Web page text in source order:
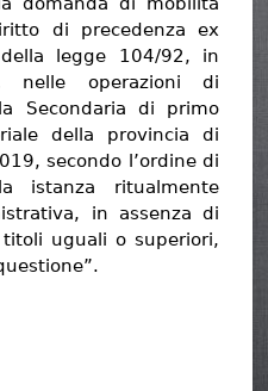
di precedenza ex
legge 104/92, in
nelle operazioni di
Secondaria di primo
della provincia di
secondo l’ordine di
istanza ritualmente
in assenza di
uguali o superiori,